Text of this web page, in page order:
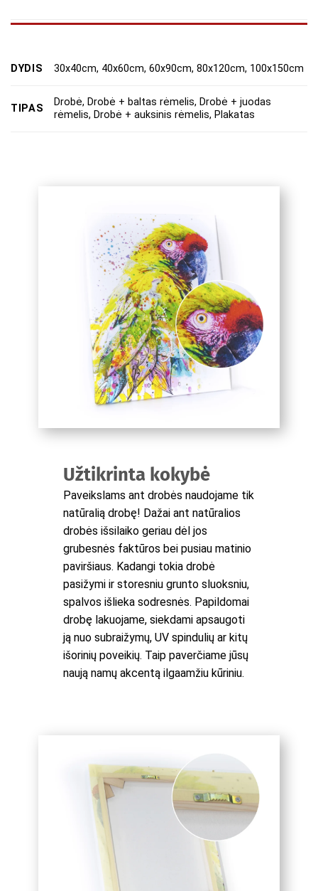
DYDIS 30x40cm, 40x60cm, 60x90cm, 80x120cm, 100x150cm
TIPAS
Drobė, Drobė + baltas rėmelis, Drobė + juodas
rėmelis, Drobė + auksinis rėmelis, Plakatas
Užtikrinta kokybė
Paveikslams ant drobės naudojame tik
natūralią drobę! Dažai ant natūralios
drobės išsilaiko geriau dėl jos
grubesnės faktūros bei pusiau matinio
paviršiaus. Kadangi tokia drobė
pasižymi ir storesniu grunto sluoksniu,
spalvos išlieka sodresnės. Papildomai
drobę lakuojame, siekdami apsaugoti
ją nuo subraižymų, UV spindulių ar kitų
išorinių poveikių. Taip paverčiame jūsų
naują namų akcentą ilgaamžiu kūriniu.